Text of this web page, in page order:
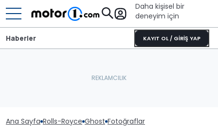
Daha kişisel bir
deneyim için
KAYIT OL / GİRİŞ YAP
Haberler
Ana Sayfa Rolls-Royce Ghost Fotoğraflar